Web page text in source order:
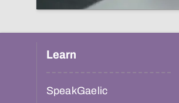
Learn
SpeakGaelic